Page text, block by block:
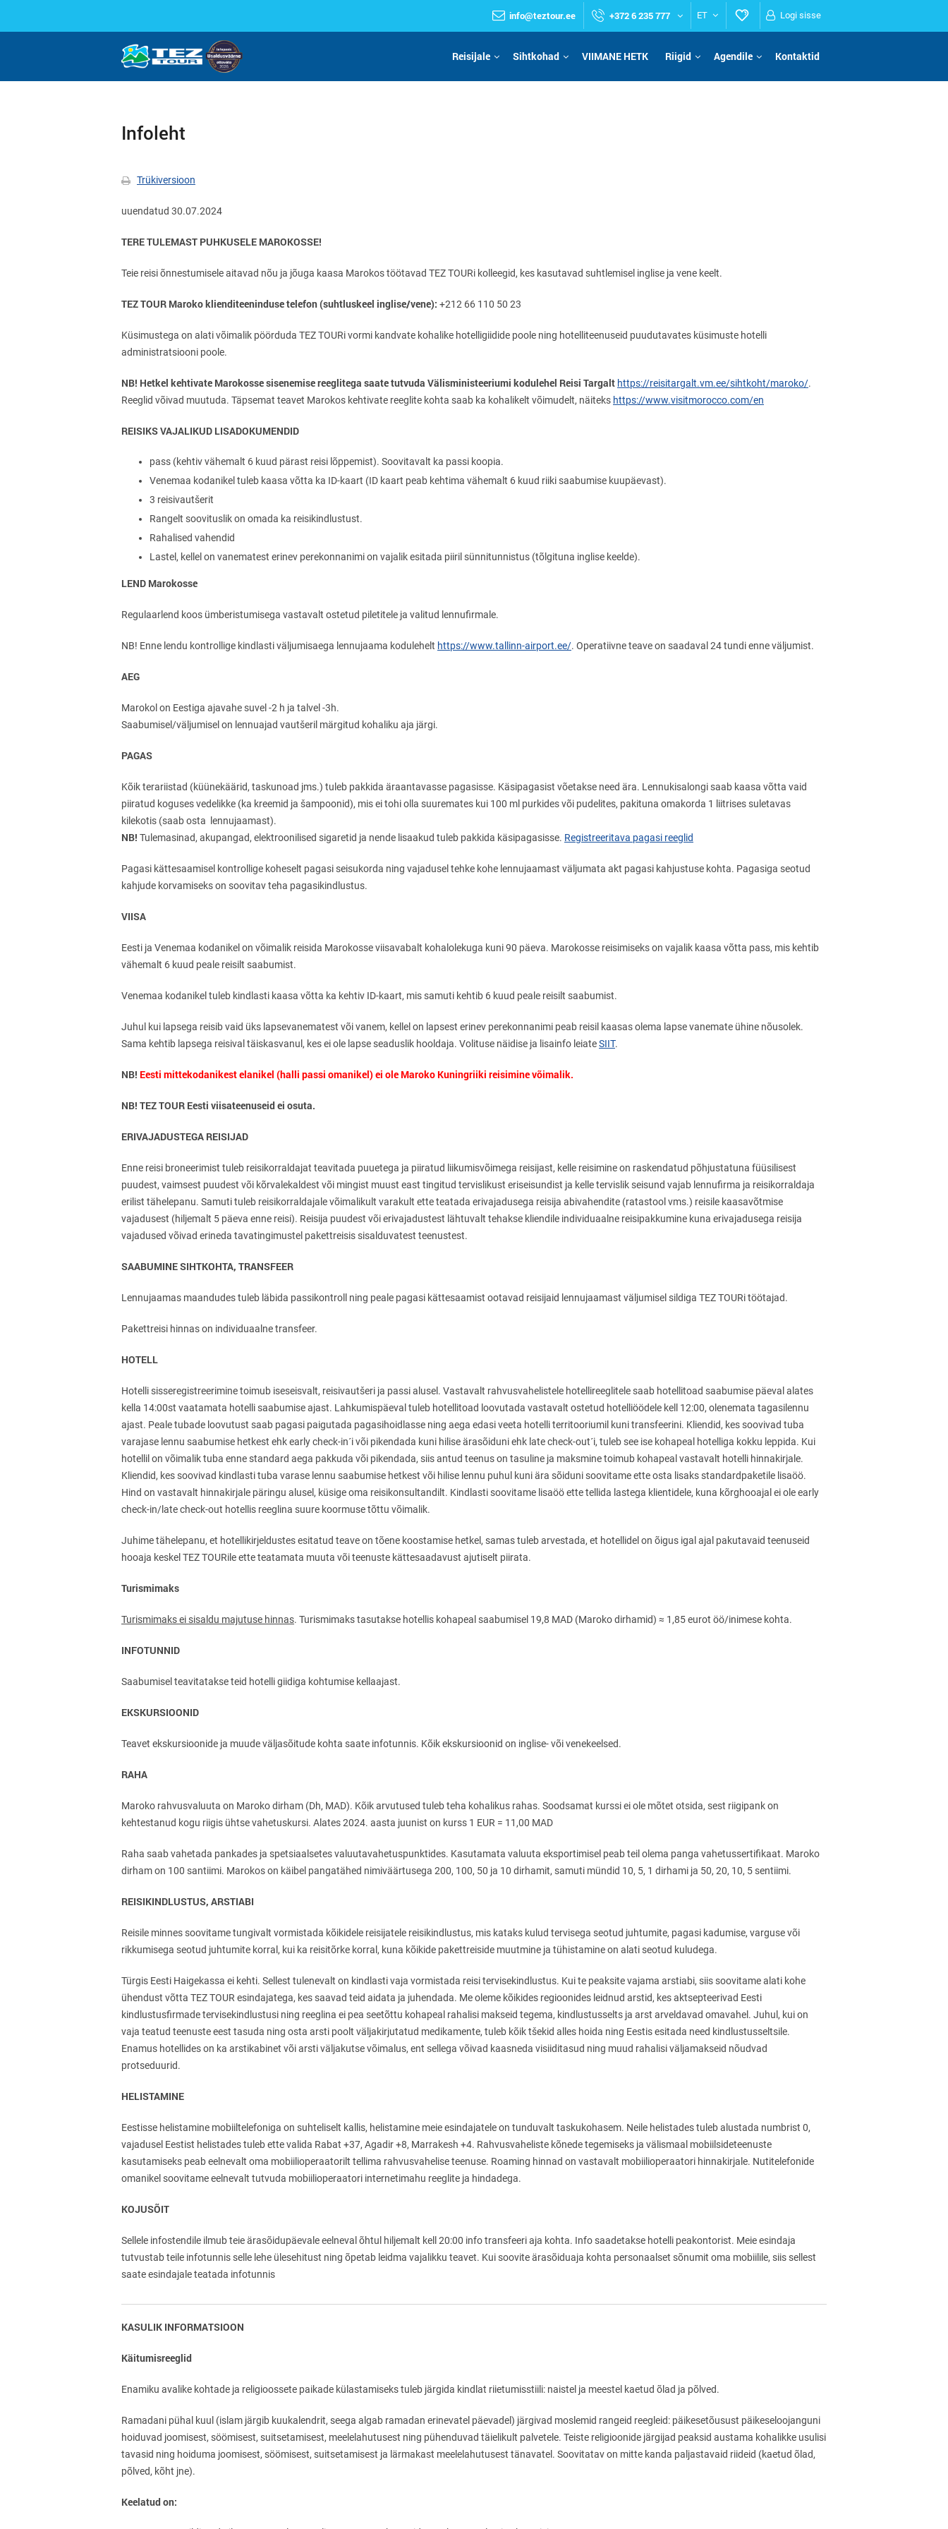
info@teztour.ee +372 6 235 777 ET Logi sisse
Reisijale Sihtkohad VIIMANE HETK Riigid Agendile Kontaktid
Infoleht
Trükiversioon
uuendatud 30.07.2024
TERE TULEMAST PUHKUSELE MAROKOSSE!
Teie reisi õnnestumisele aitavad nõu ja jõuga kaasa Marokos töötavad TEZ TOURi kolleegid, kes kasutavad suhtlemisel inglise ja vene keelt.
TEZ TOUR Maroko klienditeeninduse telefon (suhtluskeel inglise/vene): +212 66 110 50 23
Küsimustega on alati võimalik pöörduda TEZ TOURi vormi kandvate kohalike hotelligiidide poole ning hotelliteenuseid puudutavates küsimuste hotelli
administratsiooni poole.
NB! Hetkel kehtivate Marokosse sisenemise reeglitega saate tutvuda Välisministeeriumi kodulehel Reisi Targalt https://reisitargalt.vm.ee/sihtkoht/maroko/.
Reeglid võivad muutuda. Täpsemat teavet Marokos kehtivate reeglite kohta saab ka kohalikelt võimudelt, näiteks https://www.visitmorocco.com/en
REISIKS VAJALIKUD LISADOKUMENDID
pass (kehtiv vähemalt 6 kuud pärast reisi lõppemist). Soovitavalt ka passi koopia.
Venemaa kodanikel tuleb kaasa võtta ka ID-kaart (ID kaart peab kehtima vähemalt 6 kuud riiki saabumise kuupäevast).
3 reisivautšerit
Rangelt soovituslik on omada ka reisikindlustust.
Rahalised vahendid
Lastel, kellel on vanematest erinev perekonnanimi on vajalik esitada piiril sünnitunnistus (tõlgituna inglise keelde).
LEND Marokosse
Regulaarlend koos ümberistumisega vastavalt ostetud piletitele ja valitud lennufirmale.
NB! Enne lendu kontrollige kindlasti väljumisaega lennujaama kodulehelt https://www.tallinn-airport.ee/. Operatiivne teave on saadaval 24 tundi enne väljumist.
AEG
Marokol on Eestiga ajavahe suvel -2 h ja talvel -3h.
Saabumisel/väljumisel on lennuajad vautšeril märgitud kohaliku aja järgi.
PAGAS
Kõik terariistad (küünekäärid, taskunoad jms.) tuleb pakkida äraantavasse pagasisse. Käsipagasist võetakse need ära. Lennukisalongi saab kaasa võtta vaid
piiratud koguses vedelikke (ka kreemid ja šampoonid), mis ei tohi olla suuremates kui 100 ml purkides või pudelites, pakituna omakorda 1 liitrises suletavas
kilekotis (saab osta lennujaamast).
NB! Tulemasinad, akupangad, elektroonilised sigaretid ja nende lisaakud tuleb pakkida käsipagasisse. Registreeritava pagasi reeglid
Pagasi kättesaamisel kontrollige koheselt pagasi seisukorda ning vajadusel tehke kohe lennujaamast väljumata akt pagasi kahjustuse kohta. Pagasiga seotud
kahjude korvamiseks on soovitav teha pagasikindlustus.
VIISA
Eesti ja Venemaa kodanikel on võimalik reisida Marokosse viisavabalt kohalolekuga kuni 90 päeva. Marokosse reisimiseks on vajalik kaasa võtta pass, mis kehtib
vähemalt 6 kuud peale reisilt saabumist.
Venemaa kodanikel tuleb kindlasti kaasa võtta ka kehtiv ID-kaart, mis samuti kehtib 6 kuud peale reisilt saabumist.
Juhul kui lapsega reisib vaid üks lapsevanematest või vanem, kellel on lapsest erinev perekonnanimi peab reisil kaasas olema lapse vanemate ühine nõusolek.
Sama kehtib lapsega reisival täiskasvanul, kes ei ole lapse seaduslik hooldaja. Volituse näidise ja lisainfo leiateSIIT.
NB! Eesti mittekodanikest elanikel (halli passi omanikel) ei ole Maroko Kuningriiki reisimine võimalik.
NB! TEZ TOUR Eesti viisateenuseid ei osuta.
ERIVAJADUSTEGA REISIJAD
Enne reisi broneerimist tuleb reisikorraldajat teavitada puuetega ja piiratud liikumisvõimega reisijast, kelle reisimine on raskendatud põhjustatuna füüsilisest
puudest, vaimsest puudest või kõrvalekaldest või mingist muust east tingitud tervislikust eriseisundist ja kelle tervislik seisund vajab lennufirma ja reisikorraldaja
erilist tähelepanu. Samuti tuleb reisikorraldajale võimalikult varakult ette teatada erivajadusega reisija abivahendite (ratastool vms.) reisile kaasavõtmise
vajadusest (hiljemalt 5 päeva enne reisi). Reisija puudest või erivajadustest lähtuvalt tehakse kliendile individuaalne reisipakkumine kuna erivajadusega reisija
vajadused võivad erineda tavatingimustel pakettreisis sisalduvatest teenustest.
SAABUMINE SIHTKOHTA, TRANSFEER
Lennujaamas maandudes tuleb läbida passikontroll ning peale pagasi kättesaamist ootavad reisijaid lennujaamast väljumisel sildiga TEZ TOURi töötajad.
Pakettreisi hinnas on individuaalne transfeer.
HOTELL
Hotelli sisseregistreerimine toimub iseseisvalt, reisivautšeri ja passi alusel. Vastavalt rahvusvahelistele hotellireeglitele saab hotellitoad saabumise päeval alates
kella 14:00st vaatamata hotelli saabumise ajast. Lahkumispäeval tuleb hotellitoad loovutada vastavalt ostetud hotelliöödele kell 12:00, olenemata tagasilennu
ajast. Peale tubade loovutust saab pagasi paigutada pagasihoidlasse ning aega edasi veeta hotelli territooriumil kuni transfeerini. Kliendid, kes soovivad tuba
varajase lennu saabumise hetkest ehkearly check-in´ivõi pikendada kuni hilise ärasõiduni ehk late check-out´i, tuleb see ise kohapeal hotelliga kokku leppida. Kui
hotellil on võimalik tuba enne standard aega pakkuda või pikendada, siis antud teenus on tasuline ja maksmine toimub kohapeal vastavalt hotelli hinnakirjale.
Kliendid, kes soovivad kindlasti tuba varase lennu saabumise hetkest või hilise lennu puhul kuni ära sõiduni soovitame ette osta lisaks standardpaketile lisaöö.
Hind on vastavalt hinnakirjale päringu alusel, küsige oma reisikonsultandilt. Kindlasti soovitame lisaöö ette tellida lastega klientidele, kuna kõrghooajal ei oleearly
check-in/late check-out hotellis reeglina suure koormuse tõttu võimalik.
Juhime tähelepanu, et hotellikirjeldustes esitatud teave on tõene koostamise hetkel, samas tuleb arvestada, et hotellidel on õigus igal ajal pakutavaid teenuseid
hooaja keskel TEZ TOURile ette teatamata muuta või teenuste kättesaadavust ajutiselt piirata.
Turismimaks
Turismimaks ei sisaldu majutuse hinnas. Turismimaks tasutakse hotellis kohapeal saabumisel 19,8 MAD (Maroko dirhamid) ≈ 1,85 eurot öö/inimese kohta.
INFOTUNNID
Saabumisel teavitatakse teid hotelli giidiga kohtumise kellaajast.
EKSKURSIOONID
Teavet ekskursioonide ja muude väljasõitude kohta saate infotunnis. Kõik ekskursioonid on inglise- või venekeelsed.
RAHA
Maroko rahvusvaluuta on Maroko dirham (Dh, MAD). Kõik arvutused tuleb teha kohalikus rahas. Soodsamat kurssi ei ole mõtet otsida, sest riigipank on
kehtestanud kogu riigis ühtse vahetuskursi. Alates 2024. aasta juunist on kurss 1 EUR = 11,00 MAD
Raha saab vahetada pankades ja spetsiaalsetes valuutavahetuspunktides. Kasutamata valuuta eksportimisel peab teil olema panga vahetussertifikaat. Maroko
dirham on 100 santiimi. Marokos on käibel pangatähed nimiväärtusega 200, 100, 50 ja 10 dirhamit, samuti mündid 10, 5, 1 dirhami ja 50, 20, 10, 5 sentiimi.
REISIKINDLUSTUS, ARSTIABI
Reisile minnes soovitame tungivalt vormistada kõikidele reisijatele reisikindlustus, mis kataks kulud tervisega seotud juhtumite, pagasi kadumise, varguse või
rikkumisega seotud juhtumite korral, kui ka reisitõrke korral, kuna kõikide pakettreiside muutmine ja tühistamine on alati seotud kuludega.
Türgis Eesti Haigekassa ei kehti. Sellest tulenevalt on kindlasti vaja vormistada reisi tervisekindlustus. Kui te peaksite vajama arstiabi, siis soovitame alati kohe
ühendust võtta TEZ TOUR esindajatega, kes saavad teid aidata ja juhendada. Me oleme kõikides regioonides leidnud arstid, kes aktsepteerivad Eesti
kindlustusfirmade tervisekindlustusi ning reeglina ei pea seetõttu kohapeal rahalisi makseid tegema, kindlustusselts ja arst arveldavad omavahel. Juhul, kui on
vaja teatud teenuste eest tasuda ning osta arsti poolt väljakirjutatud medikamente, tuleb kõik tšekid alles hoida ning Eestis esitada need kindlustusseltsile.
Enamus hotellides on ka arstikabinet või arsti väljakutse võimalus, ent sellega võivad kaasneda visiiditasud ning muud rahalisi väljamakseid nõudvad
protseduurid.
HELISTAMINE
Eestisse helistamine mobiiltelefoniga on suhteliselt kallis, helistamine meie esindajatele on tunduvalt taskukohasem. Neile helistades tuleb alustada numbrist 0,
vajadusel Eestist helistades tuleb ette valida Rabat +37, Agadir +8, Marrakesh +4. Rahvusvaheliste kõnede tegemiseks ja välismaal mobiilsideteenuste
kasutamiseks peab eelnevalt oma mobiilioperaatorilt tellima rahvusvahelise teenuse. Roaming hinnad on vastavalt mobiilioperaatori hinnakirjale. Nutitelefonide
omanikel soovitame eelnevalt tutvuda mobiilioperaatori internetimahu reeglite ja hindadega.
KOJUSÕIT
Sellele infostendile ilmub teie ärasõidupäevale eelneval õhtul hiljemalt kell 20:00 info transfeeri aja kohta. Info saadetakse hotelli peakontorist. Meie esindaja
tutvustab teile infotunnis selle lehe ülesehitust ning õpetab leidma vajalikku teavet. Kui soovite ärasõiduaja kohta personaalset sõnumit oma mobiilile, siis sellest
saate esindajale teatada infotunnis
KASULIK INFORMATSIOON
Käitumisreeglid
Enamiku avalike kohtade ja religioossete paikade külastamiseks tuleb järgida kindlat riietumisstiili: naistel ja meestel kaetud õlad ja põlved.
Ramadani pühal kuul (islam järgib kuukalendrit, seega algab ramadan erinevatel päevadel) järgivad moslemid rangeid reegleid: päikesetõusust päikeseloojanguni
hoiduvad joomisest, söömisest, suitsetamisest, meelelahutusest ning pühenduvad täielikult palvetele. Teiste religioonide järgijad peaksid austama kohalikke usulisi
tavasid ning hoiduma joomisest, söömisest, suitsetamisest ja lärmakast meelelahutusest tänavatel. Soovitatav on mitte kanda paljastavaid riideid (kaetud õlad,
põlved, kõht jne).
Keelatud on: